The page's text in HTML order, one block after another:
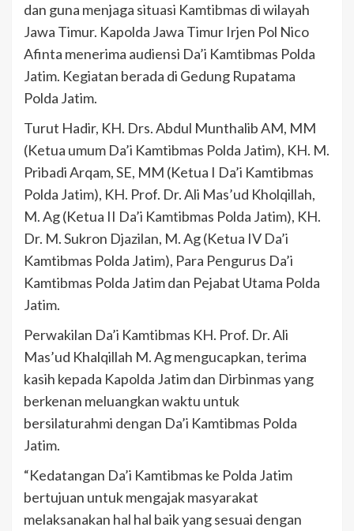
dan guna menjaga situasi Kamtibmas di wilayah
Jawa Timur. Kapolda Jawa Timur Irjen Pol Nico
Afinta menerima audiensi Da’i Kamtibmas Polda
Jatim. Kegiatan berada di Gedung Rupatama
Polda Jatim.
Turut Hadir, KH. Drs. Abdul Munthalib AM, MM
(Ketua umum Da’i Kamtibmas Polda Jatim), KH. M.
Pribadi Arqam, SE, MM (Ketua I Da’i Kamtibmas
Polda Jatim), KH. Prof. Dr. Ali Mas’ud Kholqillah,
M. Ag (Ketua II Da’i Kamtibmas Polda Jatim), KH.
Dr. M. Sukron Djazilan, M. Ag (Ketua IV Da’i
Kamtibmas Polda Jatim), Para Pengurus Da’i
Kamtibmas Polda Jatim dan Pejabat Utama Polda
Jatim.
Perwakilan Da’i Kamtibmas KH. Prof. Dr. Ali
Mas’ud Khalqillah M. Ag mengucapkan, terima
kasih kepada Kapolda Jatim dan Dirbinmas yang
berkenan meluangkan waktu untuk
bersilaturahmi dengan Da’i Kamtibmas Polda
Jatim.
“Kedatangan Da’i Kamtibmas ke Polda Jatim
bertujuan untuk mengajak masyarakat
melaksanakan hal hal baik yang sesuai dengan